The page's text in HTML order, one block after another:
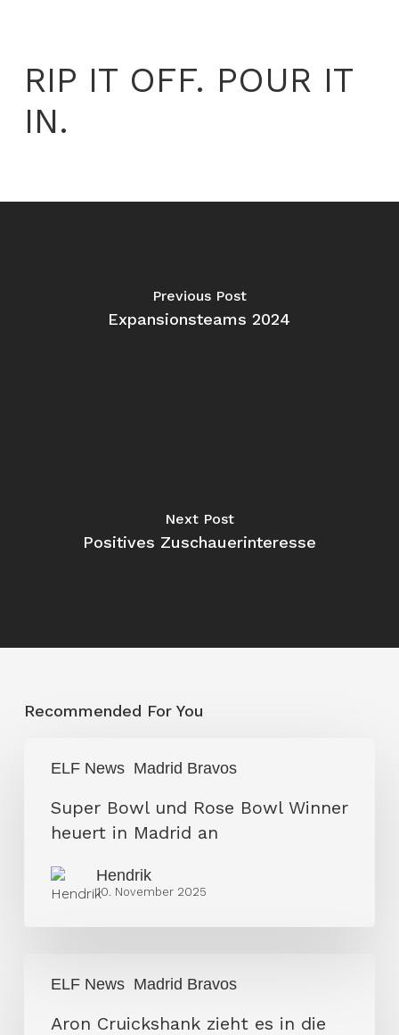
RIP IT OFF. POUR IT
IN.
Previous Post
Expansionsteams 2024
Next Post
Positives Zuschauerinteresse
Recommended For You
ELF News Madrid Bravos
Bowl
Rose
Winner
Super Bowl und Rose Bowl Winner
heuert in Madrid an
Hendrik
10. November 2025
ELF News Madrid Bravos
Cruickshank
Aron Cruickshank zieht es in die